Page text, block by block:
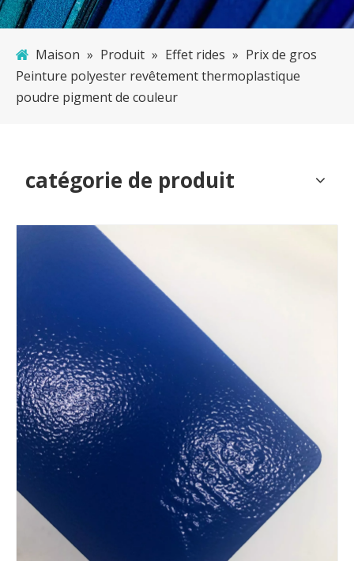
Maison » Produit » Effet rides » Prix ​​de gros
Peinture polyester revêtement thermoplastique
poudre pigment de couleur
catégorie de produit